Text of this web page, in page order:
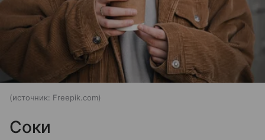
источник: Freepik.com
Соки